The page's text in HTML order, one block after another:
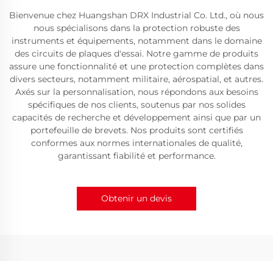
Bienvenue chez Huangshan DRX Industrial Co. Ltd., où nous
nous spécialisons dans la protection robuste des
instruments et équipements, notamment dans le domaine
des circuits de plaques d'essai. Notre gamme de produits
assure une fonctionnalité et une protection complètes dans
divers secteurs, notamment militaire, aérospatial, et autres.
Axés sur la personnalisation, nous répondons aux besoins
spécifiques de nos clients, soutenus par nos solides
capacités de recherche et développement ainsi que par un
portefeuille de brevets. Nos produits sont certifiés
conformes aux normes internationales de qualité,
garantissant fiabilité et performance.
Obtenir un devis